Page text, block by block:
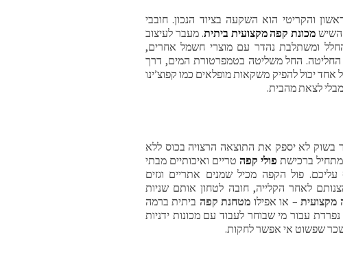
והקריטי הוא השקעה בציוד הנכון. חובבי
השיש מכונת קפה מקצועית ביתית. מעבר לעיצוב
ומשתלבת נהדר עם מוצרי חשמל אחרים,
החל משליטה בטמפרטורת המים, דרך
יכול להפיק משקאות מופלאים כמו קפוצ’ינו
לצאת מהבית.
בשוק לא יספק את התוצאה הרצויה בכוס ללא
מתחיל ברכישת פולי קפהטריים ואיכותיים מבתי
פול הקפה מכיל שמנים אתריים וגזים
לאחר הקלייה, חובה לטחון אותם שניות
– או אפילו מטחנת קפה ביתית ברמה
עבור מי שבוחר לעבוד עם מכונות ידניות
שפשוט אי אפשר לחקות.